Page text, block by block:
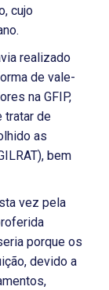
cujo
realizado
de vale-
na GFIP,
tratar de
as
bem
vez pela
porque os
devido a